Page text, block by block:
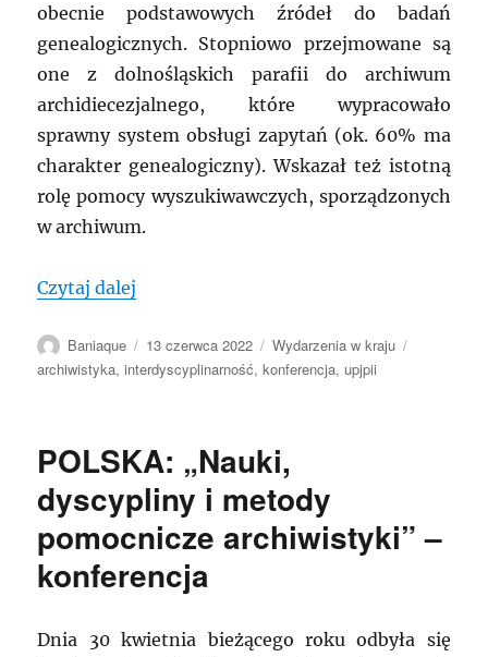
obecnie podstawowych źródeł do badań
genealogicznych. Stopniowo przejmowane są
one z dolnośląskich parafii do archiwum
archidiecezjalnego, które wypracowało
sprawny system obsługi zapytań (ok. 60% ma
charakter genealogiczny). Wskazał też istotną
rolę pomocy wyszukiwawczych, sporządzonych
w archiwum.
Czytaj dalej
Autor
Baniaque
Data
publikacji
13 czerwca 2022 Kategorie
Wydarzenia w kraju
archiwistyka,interdyscyplinarność,konferencja, upjpii
POLSKA: „Nauki,
dyscypliny i metody
pomocnicze archiwistyki” –
konferencja
Dnia 30 kwietnia bieżącego roku odbyła się